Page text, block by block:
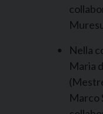
Nella
Maria
Marco